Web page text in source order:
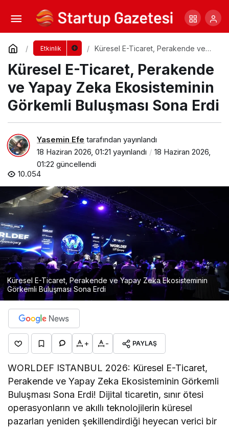
Etkinlik
Küresel E-Ticaret, Perakende ve
Buluşması Sona Erdi
Küresel E-Ticaret, Perakende
ve Yapay Zeka Ekosisteminin
Görkemli Buluşması Sona Erdi
Yasemin Efe tarafından yayınlandı
18 Haziran 2026, 01:21 yayınlandı
18 Haziran 2026,
01:22 güncellendi
10.054
Küresel E-Ticaret, Perakende ve Yapay Zeka Ekosisteminin
Görkemli Buluşması Sona Erdi
+ - PAYLAŞ
WORLDEF ISTANBUL 2026: Küresel E-Ticaret,
Perakende ve Yapay Zeka Ekosisteminin Görkemli
Buluşması Sona Erdi! Dijital ticaretin, sınır ötesi
operasyonların ve akıllı teknolojilerin küresel
pazarları yeniden şekillendirdiği heyecan verici bir
Başarsoft Teknoloji Günü 2026 Gerçekleşti
Yorum Yap